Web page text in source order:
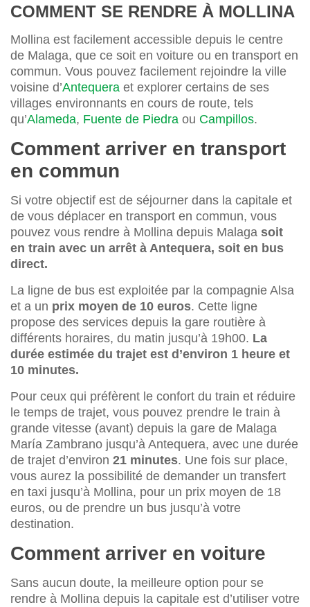
COMMENT SE RENDRE À MOLLINA
Mollina est facilement accessible depuis le centre
de Malaga, que ce soit en voiture ou en transport en
commun. Vous pouvez facilement rejoindre la ville
voisine d’Antequera et explorer certains de ses
villages environnants en cours de route, tels
qu’Alameda, Fuente de Piedra ou Campillos.
Comment arriver en transport
en commun
Si votre objectif est de séjourner dans la capitale et
de vous déplacer en transport en commun, vous
pouvez vous rendre à Mollina depuis Malaga soit
en train avec un arrêt à Antequera, soit en bus
direct.
La ligne de bus est exploitée par la compagnie Alsa
et a un prix moyen de 10 euros. Cette ligne
propose des services depuis la gare routière à
différents horaires, du matin jusqu’à 19h00. La
durée estimée du trajet est d’environ 1 heure et
10 minutes.
Pour ceux qui préfèrent le confort du train et réduire
le temps de trajet, vous pouvez prendre le train à
grande vitesse (avant) depuis la gare de Malaga
María Zambrano jusqu’à Antequera, avec une durée
de trajet d’environ 21 minutes. Une fois sur place,
vous aurez la possibilité de demander un transfert
en taxi jusqu’à Mollina, pour un prix moyen de 18
euros, ou de prendre un bus jusqu’à votre
destination.
Comment arriver en voiture
Sans aucun doute, la meilleure option pour se
rendre à Mollina depuis la capitale est d’utiliser votre